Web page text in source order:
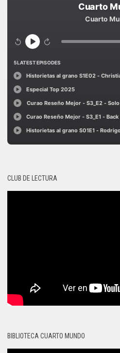
CLUB DE LECTURA
BIBLIOTECA CUARTO MUNDO